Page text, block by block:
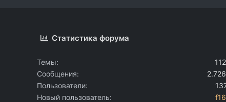
Статистика форума
Темы
Сообщения
Пользователи
Новый пользователь